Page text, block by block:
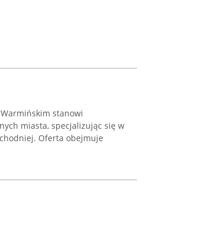
stanowi
miasta, specjalizując się w
Oferta obejmuje